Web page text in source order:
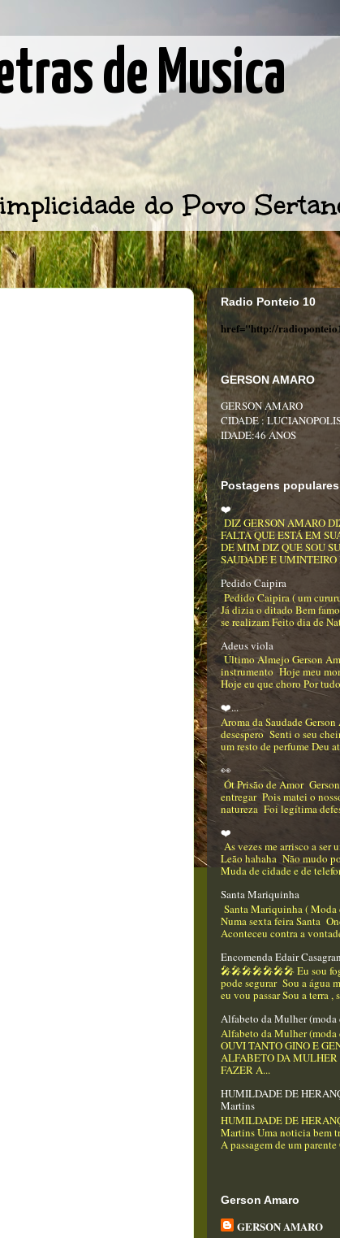
de Musica
do Povo
Radio Ponteio 10
href="http://
GERSON AMARO
GERSON AMARO
CIDADE :
IDADE:46 ANOS
Postagens populares
❤️
DIZ GERSON AMARO
FALTA QUE ESTÁ EM
DE MIM DIZ QUE SOU
SAUDADE E UMINTEIRO
Pedido Caipira
Pedido Caipira ( um
Já dizia o ditado Bem
se realizam Feito dia de
Adeus viola
Último Almejo Gerson
instrumento Hoje meu
Hoje eu que choro Por
❤️...
Aroma da Saudade
desespero Senti o seu
um resto de perfume Deu
👀
Ót Prisão de Amor
entregar Pois matei o
natureza Foi legítima
❤️
As vezes me arrisco a ser
Leão hahaha Não mudo
Muda de cidade e de
Santa Mariquinha
Santa Mariquinha (
Numa sexta feira Santa
Aconteceu contra a
Encomenda Edair
🎤🎤🎤🎤🎤🎤🎤 Eu sou
pode segurar Sou a água
eu vou passar Sou a terra ,
Alfabeto da Mulher
Alfabeto da Mulher
OUVI TANTO GINO E
ALFABETO DA
FAZER A...
HUMILDADE DE
Martins
HUMILDADE DE
Martins Uma noticia bem
A passagem de um
Gerson Amaro
GERSON AMARO